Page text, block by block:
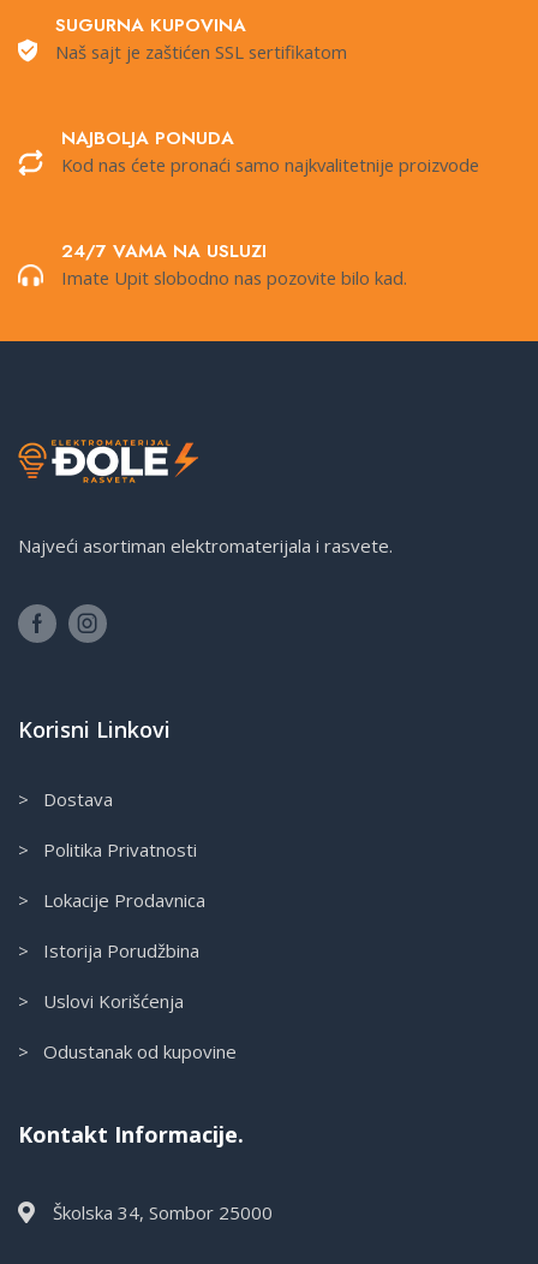
SUGURNA KUPOVINA
Naš sajt je zaštićen SSL sertifikatom
NAJBOLJA PONUDA
Kod nas ćete pronaći samo najkvalitetnije proizvode
24/7 VAMA NA USLUZI
Imate Upit slobodno nas pozovite bilo kad.
Najveći asortiman elektromaterijala i rasvete.
Korisni Linkovi
> Dostava
> Politika Privatnosti
> Lokacije Prodavnica
> Istorija Porudžbina
> Uslovi Korišćenja
> Odustanak od kupovine
Kontakt Informacije.
Školska 34, Sombor 25000